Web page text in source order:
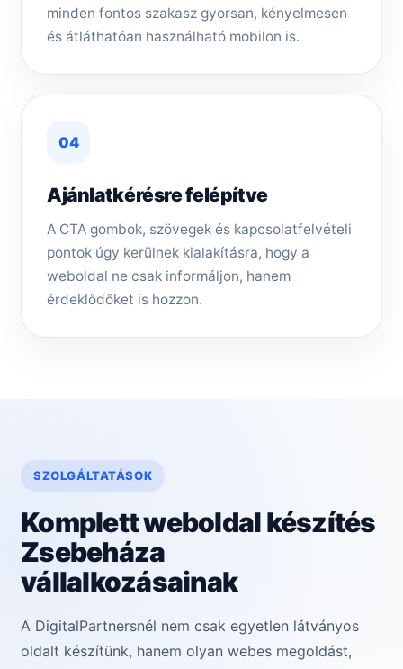
minden fontos szakasz gyorsan, kényelmesen
és átláthatóan használható mobilon is.
04
Ajánlatkérésre felépítve
A CTA gombok, szövegek és kapcsolatfelvételi
pontok úgy kerülnek kialakításra, hogy a
weboldal ne csak informáljon, hanem
érdeklődőket is hozzon.
SZOLGÁLTATÁSOK
Komplett weboldal készítés
Zsebeháza
vállalkozásainak
A DigitalPartnersnél nem csak egyetlen látványos
oldalt készítünk, hanem olyan webes megoldást,